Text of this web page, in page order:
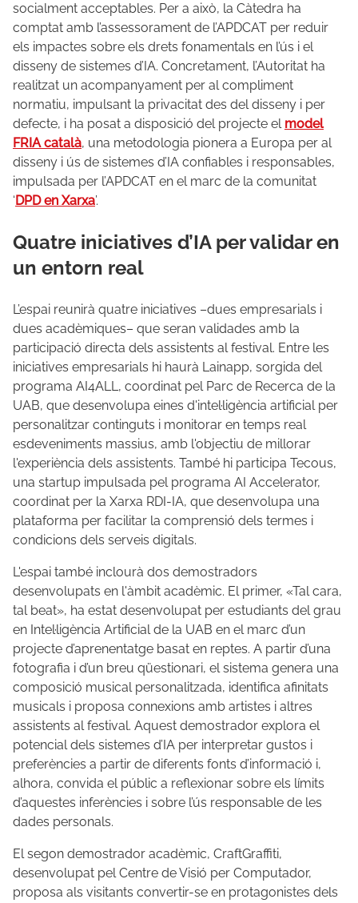
socialment acceptables. Per a això, la Càtedra ha
comptat amb l’assessorament de l’APDCAT per reduir
els impactes sobre els drets fonamentals en l’ús i el
disseny de sistemes d’IA. Concretament, l’Autoritat ha
realitzat un acompanyament per al compliment
normatiu, impulsant la privacitat des del disseny i per
defecte, i ha posat a disposició del projecte el model
FRIA català, una metodologia pionera a Europa per al
disseny i ús de sistemes d’IA confiables i responsables,
impulsada per l’APDCAT en el marc de la comunitat
‘ DPD en Xarxa’.
Quatre iniciatives d’IA per validar en
un entorn real
L’espai reunirà quatre iniciatives –dues empresarials i
dues acadèmiques– que seran validades amb la
participació directa dels assistents al festival. Entre les
iniciatives empresarials hi haurà Lainapp, sorgida del
programa AI4ALL, coordinat pel Parc de Recerca de la
UAB, que desenvolupa eines d'intel·ligència artificial per
personalitzar continguts i monitorar en temps real
esdeveniments massius, amb l'objectiu de millorar
l'experiència dels assistents. També hi participa Tecous,
una startup impulsada pel programa AI Accelerator,
coordinat per la Xarxa RDI-IA, que desenvolupa una
plataforma per facilitar la comprensió dels termes i
condicions dels serveis digitals.
L'espai també inclourà dos demostradors
desenvolupats en l'àmbit acadèmic. El primer, «Tal cara,
tal beat», ha estat desenvolupat per estudiants del grau
en Intel·ligència Artificial de la UAB en el marc d’un
projecte d’aprenentatge basat en reptes. A partir d’una
fotografia i d’un breu qüestionari, el sistema genera una
composició musical personalitzada, identifica afinitats
musicals i proposa connexions amb artistes i altres
assistents al festival. Aquest demostrador explora el
potencial dels sistemes d’IA per interpretar gustos i
preferències a partir de diferents fonts d’informació i,
alhora, convida el públic a reflexionar sobre els límits
d’aquestes inferències i sobre l’ús responsable de les
dades personals.
El segon demostrador acadèmic, CraftGraffiti,
desenvolupat pel Centre de Visió per Computador,
proposa als visitants convertir-se en protagonistes dels